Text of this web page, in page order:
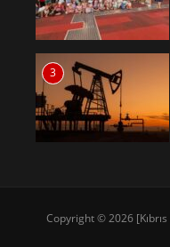
3
Copyright © 2026